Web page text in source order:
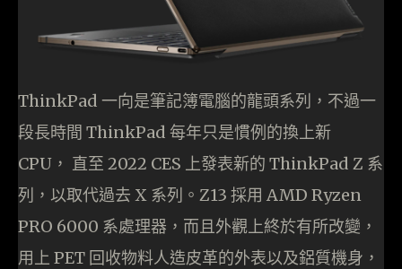
ThinkPad 一向是筆記簿電腦的龍頭系列，不過一
段長時間 ThinkPad 每年只是慣例的換上新
CPU， 直至 2022 CES 上發表新的 ThinkPad Z 系
列，以取代過去 X 系列。Z13 採用 AMD Ryzen
PRO 6000 系處理器，而且外觀上終於有所改變，
用上 PET 回收物料人造皮革的外表以及鋁質機身，